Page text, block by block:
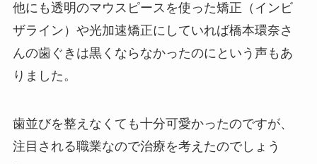
他にも透明のマウスピースを使った矯正（インビ
ザライン）や光加速矯正にしていれば橋本環奈さ
んの歯ぐきは黒くならなかったのにという声もあ
りました。
歯並びを整えなくても十分可愛かったのですが、
注目される職業なので治療を考えたのでしょう